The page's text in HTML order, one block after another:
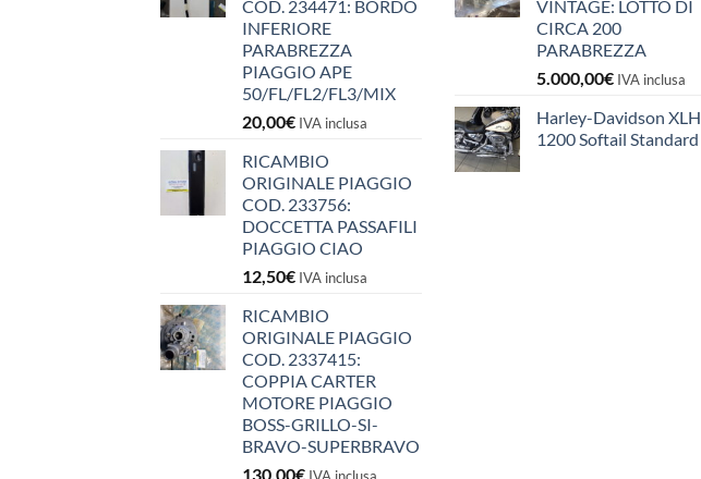
COD. 234471: BORDO
INFERIORE
PARABREZZA
PIAGGIO APE
50/FL/FL2/FL3/MIX
20,00€ IVA inclusa
RICAMBIO
ORIGINALE PIAGGIO
COD. 233756:
DOCCETTA PASSAFILI
PIAGGIO CIAO
12,50€ IVA inclusa
RICAMBIO
ORIGINALE PIAGGIO
COD. 2337415:
COPPIA CARTER
MOTORE PIAGGIO
BOSS-GRILLO-SI-
BRAVO-SUPERBRAVO
130,00€
VINTAGE: LOTTO DI
CIRCA 200
PARABREZZA
5.000,00€ IVA inclusa
Harley-Davidson XLH
1200 Softail Standard